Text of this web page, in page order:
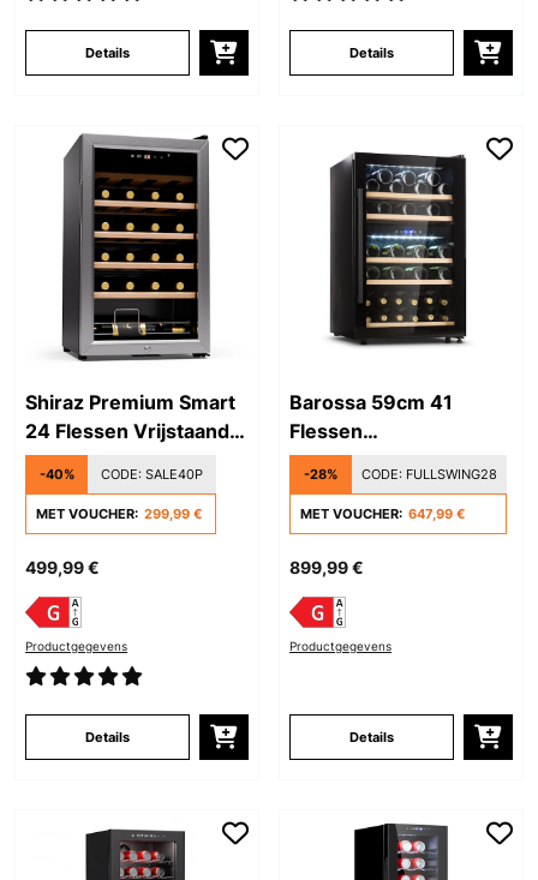
Details Details
Shiraz Premium Smart
24 Flessen Vrijstaande
Wijnkoelkast Zilver
-40% CODE: SALE40P
MET VOUCHER: 299,99 €
499,99 €
Productgegevens
Details
Barossa 59cm 41
Flessen
Wijnklimaatkast 2
Zones Zwart
-28% CODE: FULLSWING28
MET VOUCHER: 647,99 €
899,99 €
Productgegevens
Details